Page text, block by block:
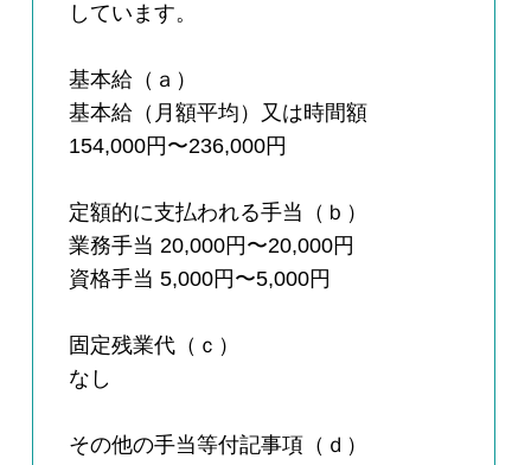
しています。
基本給（ａ）
基本給（月額平均）又は時間額
154,000円〜236,000円
定額的に支払われる手当（ｂ）
業務手当 20,000円〜20,000円
資格手当 5,000円〜5,000円
固定残業代（ｃ）
なし
その他の手当等付記事項（ｄ）